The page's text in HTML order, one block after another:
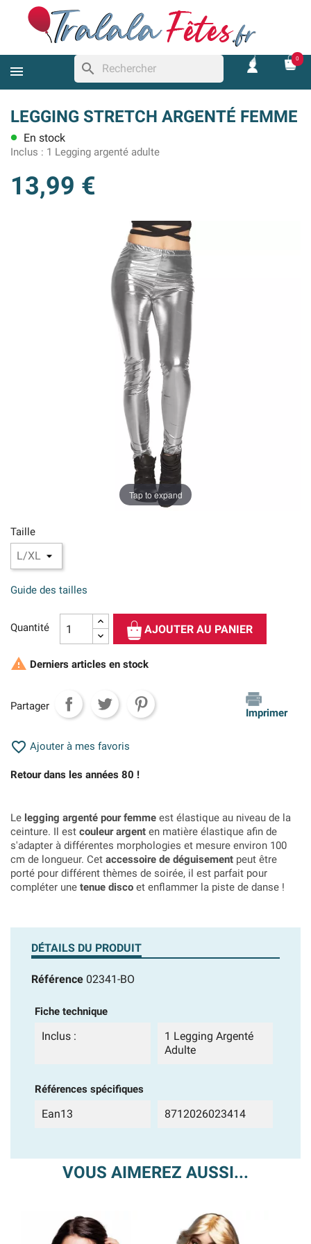
search
0
LEGGING STRETCH ARGENTÉ FEMME
lens En stock
Inclus : 1 Legging argenté adulte
13,99 €
Tap to expand
Taille
Guide des tailles
Quantité AJOUTER AU PANIER
 Derniers articles en stock
Partager
Imprimer
 Ajouter à mes favoris
Retour dans les années 80 !
Le legging argenté pour femme est élastique au niveau de la
ceinture. Il est couleur argent en matière élastique afin de
s'adapter à différentes morphologies et mesure environ 100
cm de longueur. Cet accessoire de déguisement peut être
porté pour différent thèmes de soirée, il est parfait pour
compléter une tenue disco et enflammer la piste de danse !
DÉTAILS DU PRODUIT
Référence 02341-BO
Fiche technique
Inclus :
1 Legging Argenté
Adulte
Références spécifiques
Ean13 8712026023414
VOUS AIMEREZ AUSSI...